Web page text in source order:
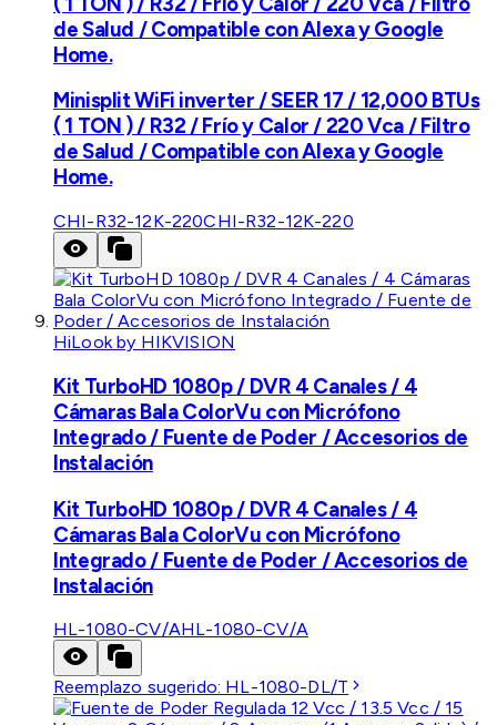
de Salud / Compatible con Alexa y Google
Home.
Minisplit WiFi inverter / SEER 17 / 12,000 BTUs
( 1 TON ) / R32 / Frío y Calor / 220 Vca / Filtro
de Salud / Compatible con Alexa y Google
Home.
CHI-R32-12K-220CHI-R32-12K-220
HiLook by HIKVISION
Kit TurboHD 1080p / DVR 4 Canales / 4
Cámaras Bala ColorVu con Micrófono
Integrado / Fuente de Poder / Accesorios de
Instalación
Kit TurboHD 1080p / DVR 4 Canales / 4
Cámaras Bala ColorVu con Micrófono
Integrado / Fuente de Poder / Accesorios de
Instalación
HL-1080-CV/AHL-1080-CV/A
Reemplazo sugerido: HL-1080-DL/T